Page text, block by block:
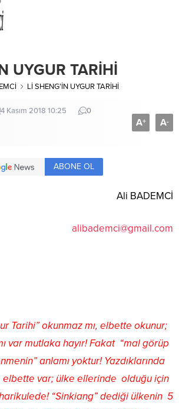
UYGUR TARİHİ
Lİ SHENG’İN UYGUR TARİHİ
4 Kasım 2018 10:25 0
A+ A-
ABONE OL
Ali BADEMCİ
alibademci@gmail.com
Tarihi” okunmaz mı, elbette okunur;
var mutlaka hayır! Fakat “mal görüp
anlamı yoktur! Yazdıklarında
elbette var; ülke ellerinde olduğu için
“Sinkiang” dediği ülkenin 5